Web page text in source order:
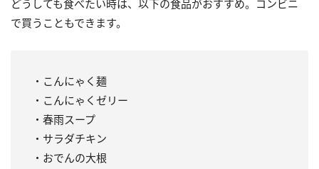
どうしても食べたい時は、以下の食品がおすすめ。コンビニ
で買うこともできます。
・こんにゃく麺
・こんにゃくゼリー
・春雨スープ
・サラダチキン
・おでんの大根